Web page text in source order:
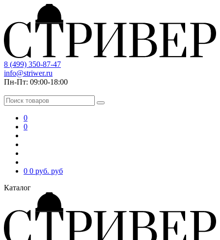
8 (499) 350-87-47
info@striwer.ru
Пн-Пт: 09:00-18:00
0
0
0 0 руб. руб
Каталог